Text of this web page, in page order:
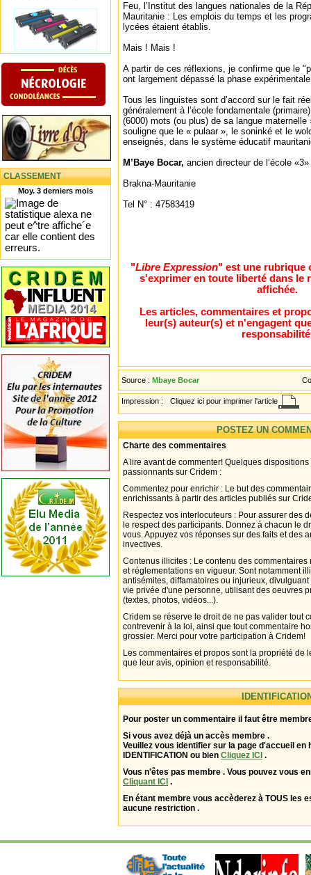
CLASSEMENT
Moy. 3 derniers mois
Feu, l’Institut des langues nationales de la
Mauritanie : Les emplois du temps et les
lycées étaient établis.
Mais ! Mais !
A partir de ces réflexions, je confirme que le
ont largement dépassé la phase
Tous les linguistes sont d’accord sur le fait
généralement à l’école fondamentale
(6000) mots (ou plus) de sa langue
souligne que le « pulaar », le soninké et le
enseignés, dans le système éducatif
M’Baye Bocar, ancien directeur de l’école
Brakna-Mauritanie
Tel N° : 47583419
"Libre Expression" est une rubrique
s'exprimer en toute liberté dans le
affichée.
Les articles, commentaires et
leur(s) auteur(s) et n'engagent
Source : Mbaye Bocar
Impression : Cliquez ici pour imprimer l'article
POSTEZ UN
Charte des commentaires
A lire avant de commenter! Quelques
passionnants sur Cridem :
Commentez pour enrichir : Le but des
enrichissants à partir des articles publiés sur
Respectez vos interlocuteurs : Pour assurer des
le respect des participants. Donnez à chacun le
vous. Appuyez vos réponses sur des faits et des
invectives.
Contenus illicites : Le contenu des
et réglementations en vigueur. Sont notamment
antisémites, diffamatoires ou injurieux,
vie privée d'une personne, utilisant des oeuvres
(textes, photos, vidéos...).
Cridem se réserve le droit de ne pas valider tout
contrevenir à la loi, ainsi que tout commentaire
grossier. Merci pour votre participation à Cridem!
Les commentaires et propos sont la propriété de
que leur avis, opinion et responsabilité.
Pour poster un commentaire il faut être
Si vous avez déjà un accès membre .
Veuillez vous identifier sur la page d'accueil en
IDENTIFICATION ou bien Cliquez ICI .
Vous n'êtes pas membre . Vous pouvez vous
Cliquant ICI .
En étant membre vous accèderez à TOUS les
aucune restriction .